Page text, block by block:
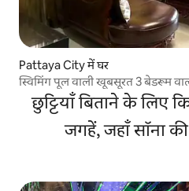
Pattaya City में घर
स्विमिंग पूल वाली खूबसूरत 3 बेडरूम
छुट्टियाँ बिताने के लिए
जगहें, जहाँ सॉना